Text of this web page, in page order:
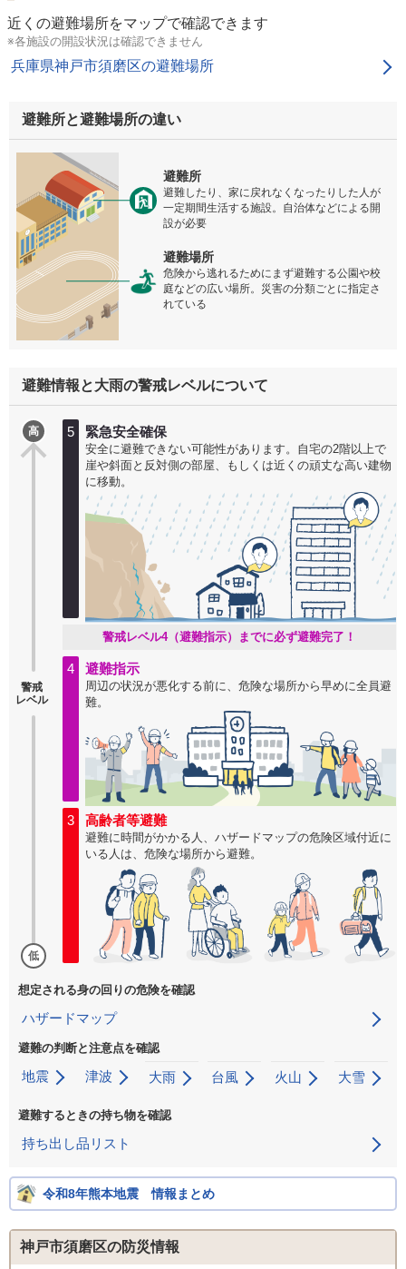
近くの避難場所をマップで確認できます
※各施設の開設状況は確認できません
兵庫県神戸市須磨区の避難場所
避難所と避難場所の違い
避難所
避難したり、家に戻れなくなったりした人が
一定期間生活する施設。自治体などによる開
設が必要
避難場所
危険から逃れるためにまず避難する公園や校
庭などの広い場所。災害の分類ごとに指定さ
れている
避難情報と大雨の警戒レベルについて
警戒
レベル
高 5 緊急安全確保
安全に避難できない可能性があります。自宅の2階以上で
崖や斜面と反対側の部屋、もしくは近くの頑丈な高い建物
に移動。
警戒レベル4（避難指示）までに必ず避難完了！
4 避難指示
周辺の状況が悪化する前に、危険な場所から早めに全員避
難。
低
3 高齢者等避難
避難に時間がかかる人、ハザードマップの危険区域付近に
いる人は、危険な場所から避難。
想定される身の回りの危険を確認
ハザードマップ
避難の判断と注意点を確認
地震 津波 大雨 台風 火山 大雪
避難するときの持ち物を確認
持ち出し品リスト
令和8年熊本地震 情報まとめ
神戸市須磨区の防災情報